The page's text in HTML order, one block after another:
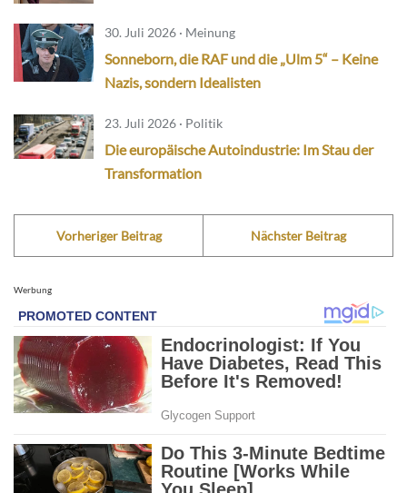
30. Juli 2026 · Meinung
Sonneborn, die RAF und die „Ulm 5“ – Keine
Nazis, sondern Idealisten
23. Juli 2026 · Politik
Die europäische Autoindustrie: Im Stau der
Transformation
Vorheriger Beitrag Nächster Beitrag
Werbung